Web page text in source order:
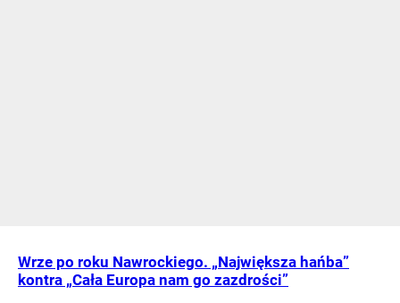
Wrze po roku Nawrockiego. „Największa hańba”
kontra „Cała Europa nam go zazdrości”